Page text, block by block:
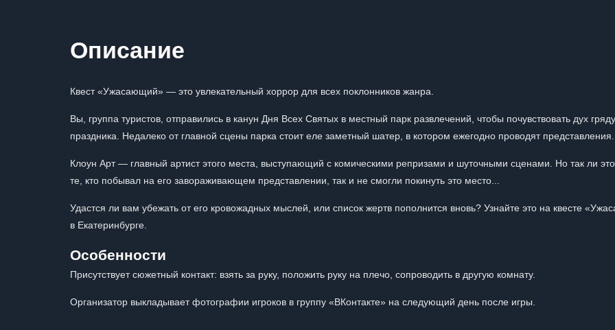
Описание
Квест «Ужасающий» — это увлекательный хоррор для всех поклонников жанра.
Вы, группа туристов, отправились в канун Дня Всех Святых в местный парк развлечений, чтобы почувствовать дух
праздника. Недалеко от главной сцены парка стоит еле заметный шатер, в котором ежегодно проводят представления.
Клоун Арт — главный артист этого места, выступающий с комическими репризами и шуточными сценами. Но так ли
те, кто побывал на его завораживающем представлении, так и не смогли покинуть это место...
Удастся ли вам убежать от его кровожадных мыслей, или список жертв пополнится вновь? Узнайте это на квесте
в Екатеринбурге.
Особенности
Присутствует сюжетный контакт: взять за руку, положить руку на плечо, сопроводить в другую комнату.
Организатор выкладывает фотографии игроков в группу «ВКонтакте» на следующий день после игры.